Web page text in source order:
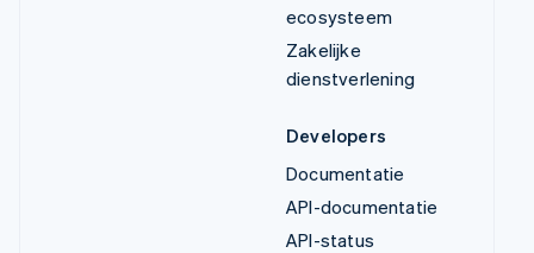
ecosysteem
Zakelijke
dienstverlening
Developers
Documentatie
API-documentatie
API-status